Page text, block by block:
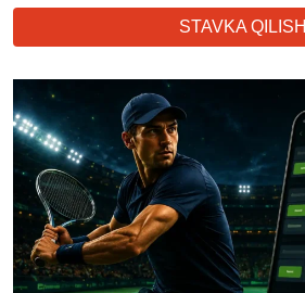
STAVKA QILISH